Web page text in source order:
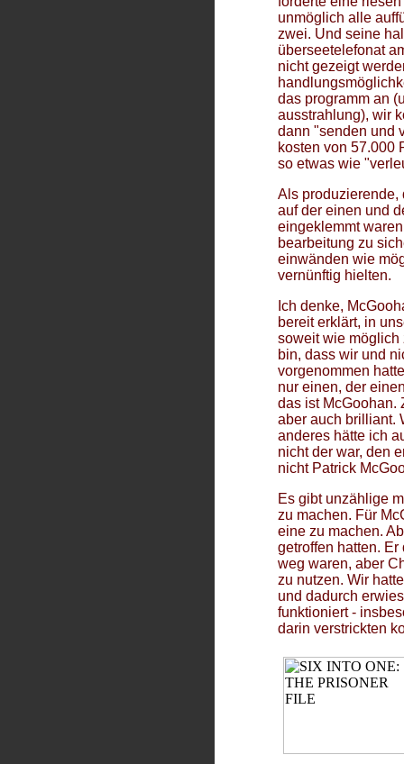
unmöglich alle
zwei. Und seine
überseetelefonat
nicht gezeigt
das programm an
ausstrahlung), wir
dann "senden und
kosten von 57.000
so etwas wie
Als produzierende,
auf der einen und
eingeklemmt
bearbeitung zu
einwänden wie
vernünftig hielten.
Ich denke,
bereit erklärt, in
soweit wie möglich
bin, dass wir und
vorgenommen
nur einen, der
das ist McGoohan.
aber auch brilliant.
anderes hätte ich
nicht der war, den
nicht Patrick
Es gibt unzählige
zu machen. Für
eine zu machen.
getroffen hatten.
weg waren, aber
zu nutzen. Wir
und dadurch
funktioniert -
darin verstrickten